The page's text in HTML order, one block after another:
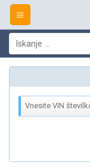
Skip
content
Išči: